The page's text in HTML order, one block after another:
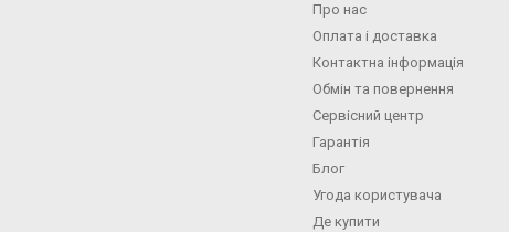
Про нас
Оплата і доставка
Контактна інформація
Обмін та повернення
Сервісний центр
Гарантія
Блог
Угода користувача
Де купити